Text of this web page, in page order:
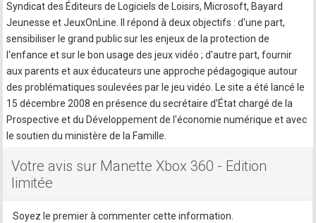
Syndicat des Éditeurs de Logiciels de Loisirs, Microsoft, Bayard
Jeunesse et JeuxOnLine. Il répond à deux objectifs : d'une part,
sensibiliser le grand public sur les enjeux de la protection de
l'enfance et sur le bon usage des jeux vidéo ; d'autre part, fournir
aux parents et aux éducateurs une approche pédagogique autour
des problématiques soulevées par le jeu vidéo. Le site a été lancé le
15 décembre 2008 en présence du secrétaire d’État chargé de la
Prospective et du Développement de l'économie numérique et avec
le soutien du ministère de la Famille.
Votre avis sur Manette Xbox 360 - Edition
limitée
Soyez le premier à commenter cette information.